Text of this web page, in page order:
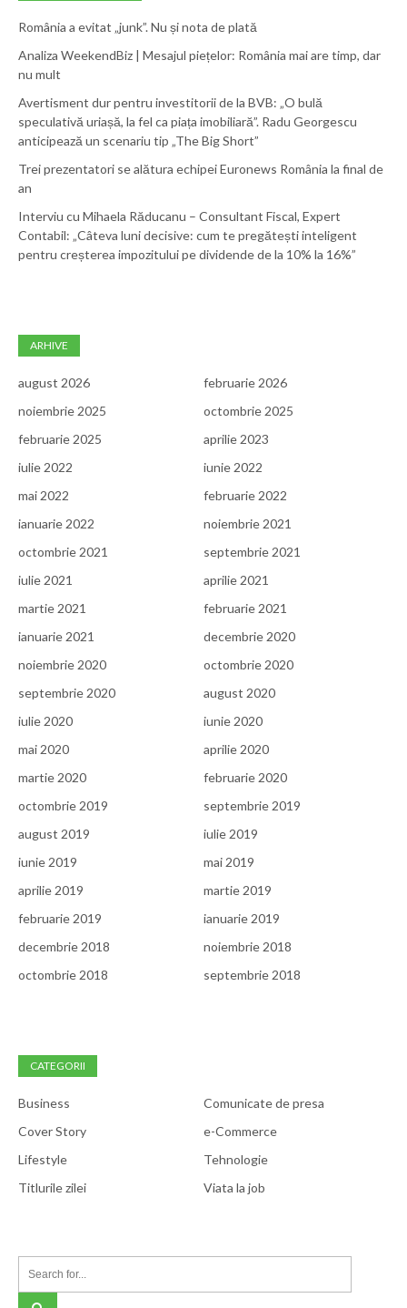
România a evitat „junk”. Nu și nota de plată
Analiza WeekendBiz | Mesajul piețelor: România mai are timp, dar
nu mult
Avertisment dur pentru investitorii de la BVB: „O bulă
speculativă uriașă, la fel ca piața imobiliară”. Radu Georgescu
anticipează un scenariu tip „The Big Short”
Trei prezentatori se alătura echipei Euronews România la final de
an
Interviu cu Mihaela Răducanu – Consultant Fiscal, Expert
Contabil: „Câteva luni decisive: cum te pregătești inteligent
pentru creșterea impozitului pe dividende de la 10% la 16%”
ARHIVE
august 2026
februarie 2026
noiembrie 2025
octombrie 2025
februarie 2025
aprilie 2023
iulie 2022
iunie 2022
mai 2022
februarie 2022
ianuarie 2022
noiembrie 2021
octombrie 2021
septembrie 2021
iulie 2021
aprilie 2021
martie 2021
februarie 2021
ianuarie 2021
decembrie 2020
noiembrie 2020
octombrie 2020
septembrie 2020
august 2020
iulie 2020
iunie 2020
mai 2020
aprilie 2020
martie 2020
februarie 2020
octombrie 2019
septembrie 2019
august 2019
iulie 2019
iunie 2019
mai 2019
aprilie 2019
martie 2019
februarie 2019
ianuarie 2019
decembrie 2018
noiembrie 2018
octombrie 2018
septembrie 2018
CATEGORII
Business
Comunicate de presa
Cover Story
e-Commerce
Lifestyle
Tehnologie
Titlurile zilei
Viata la job